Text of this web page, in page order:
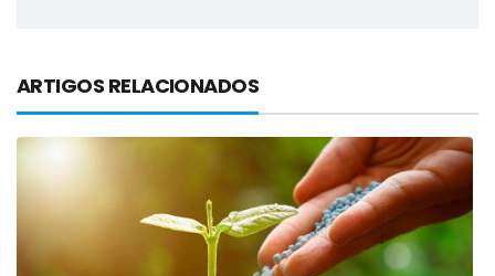
ARTIGOS RELACIONADOS